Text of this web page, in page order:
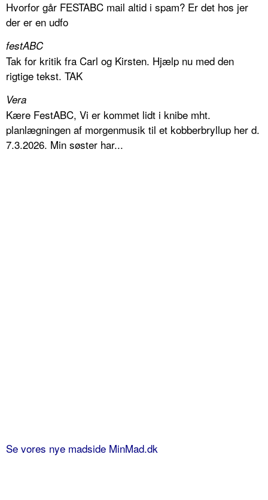
Hvorfor går FESTABC mail altid i spam? Er det hos jer
der er en udfo
festABC
Tak for kritik fra Carl og Kirsten. Hjælp nu med den
rigtige tekst. TAK
Vera
Kære FestABC, Vi er kommet lidt i knibe mht.
planlægningen af morgenmusik til et kobberbryllup her d.
7.3.2026. Min søster har...
Se vores nye madside MinMad.dk